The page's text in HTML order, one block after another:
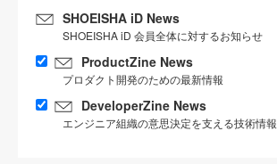
SHOEISHA iD News
SHOEISHA iD 会員全体に対するお知らせ
ProductZine News
プロダクト開発のための最新情報
DeveloperZine News
エンジニア組織の意思決定を支える技術情報